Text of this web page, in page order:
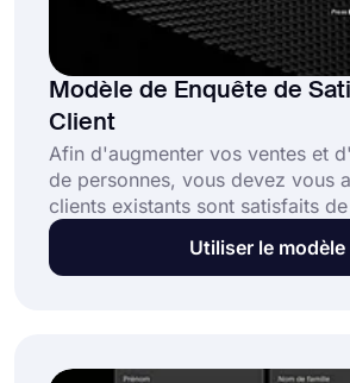
Modèle de Enquête de
Client
Afin d'augmenter vos ventes et
de personnes, vous devez vous
clients existants sont satisfaits
ou services. En écoutant ce qu'ils
vous aurez plus de chances
données en temps réel!
Utiliser le modèle